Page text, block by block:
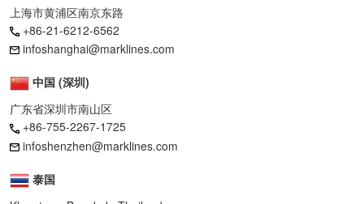
上海市黄浦区南京东路
+86-21-6212-6562
infoshanghai@marklines.com
中国 (深圳)
广东省深圳市南山区
+86-755-2267-1725
infoshenzhen@marklines.com
泰国